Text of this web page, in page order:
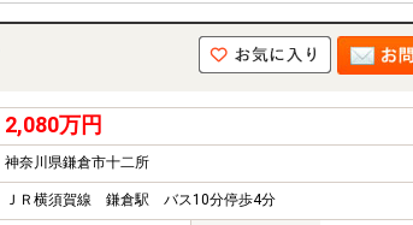
2,080万円
神奈川県鎌倉市十二所
ＪＲ横須賀線 鎌倉駅 バス10分停歩4分